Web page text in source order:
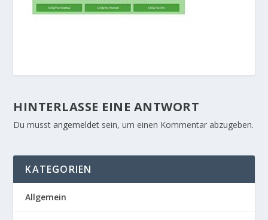
HINTERLASSE EINE ANTWORT
Du musstangemeldet sein, um einen Kommentar abzugeben.
KATEGORIEN
Allgemein